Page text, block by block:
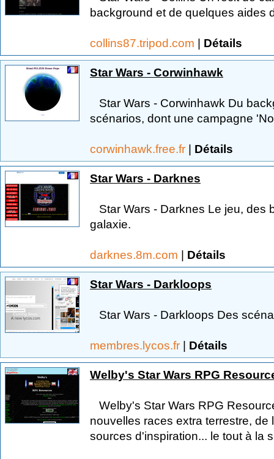
background et de quelques aides
collins87.tripod.com | Détails
Star Wars - Corwinhawk
Star Wars - Corwinhawk Du
scénarios, dont une campagne
corwinhawk.free.fr | Détails
Star Wars - Darknes
Star Wars - Darknes Le jeu, des
galaxie.
darknes.8m.com | Détails
Star Wars - Darkloops
Star Wars - Darkloops Des
membres.lycos.fr | Détails
Welby's Star Wars RPG
Welby's Star Wars RPG
nouvelles races extra terrestre,
sources d'inspiration... le tout à la